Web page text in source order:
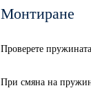
Монтиране
Проверете
При смяна на